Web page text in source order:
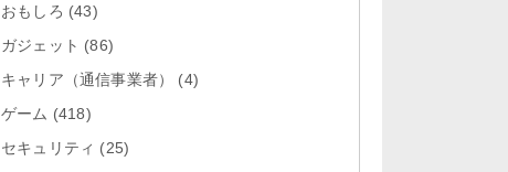
「Microsoft Excel 2.112.3」iOS向
おもしろ (43)
ガジェット (86)
キャリア（通信事業者）
(4)
ゲーム (418)
セキュリティ (25)